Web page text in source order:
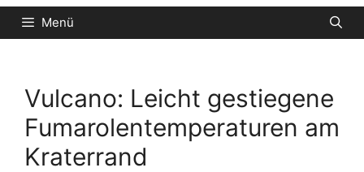
Menü
Vulcano: Leicht gestiegene
Fumarolentemperaturen am
Kraterrand